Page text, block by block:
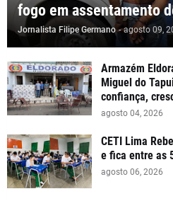
fogo em assentamento
Jornalista Filipe Germano - agosto 09,
Armazém
Miguel do
confiança,
agosto 04, 2026
CETI Lima
e fica entre as
agosto 06, 2026